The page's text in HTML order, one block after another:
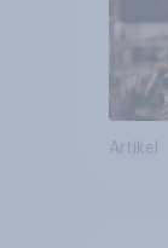
Artikel